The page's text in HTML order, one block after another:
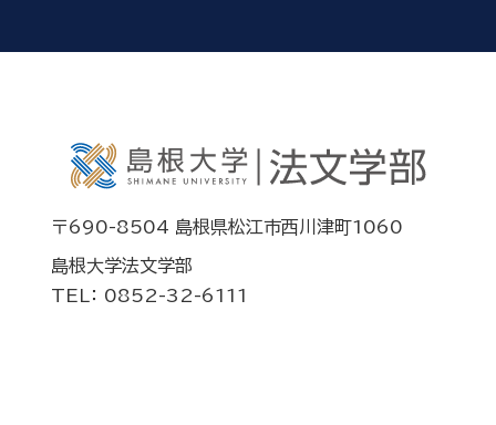
〒690-8504 島根県松江市西川津町1060
島根大学法文学部
TEL： 0852-32-6111